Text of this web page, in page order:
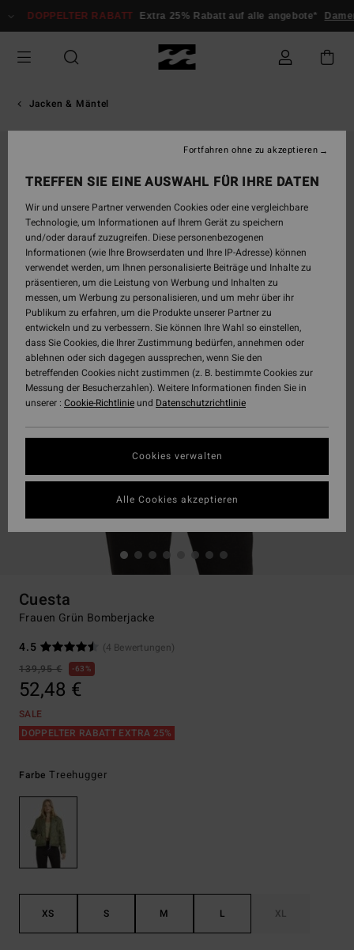
zur
springen
DOPPELTER RABATT Extra 25% Rabatt auf alle angebote*
Jacken & Mäntel
Cuesta
Frauen Grün Bomberjacke
4.5
(4 Bewertungen)
139,95 €
63%
52,48 €
SALE
DOPPELTER RABATT EXTRA 25%
FarbeTreehugger
XS S M L XL
TREFFEN SIE EINE AUSWAHL FÜR IHRE DATEN
Wir und unsere Partner verwenden Cookies oder eine vergleichbare
Technologie, um Informationen auf Ihrem Gerät zu speichern
und/oder darauf zuzugreifen. Diese personenbezogenen
Informationen (wie Ihre Browserdaten und Ihre IP-Adresse) können
verwendet werden, um Ihnen personalisierte Beiträge und Inhalte zu
präsentieren, um die Leistung von Werbung und Inhalten zu
messen, um Werbung zu personalisieren, und um mehr über ihr
Publikum zu erfahren, um die Produkte unserer Partner zu
entwickeln und zu verbessern. Sie können Ihre Wahl so einstellen,
dass Sie Cookies, die Ihrer Zustimmung bedürfen, annehmen oder
ablehnen oder sich dagegen aussprechen, wenn Sie den
betreffenden Cookies nicht zustimmen (z. B. bestimmte Cookies zur
Messung der Besucherzahlen). Weitere Informationen finden Sie in
unserer : Cookie-Richtlinieund Datenschutzrichtlinie
Cookies verwalten
Fortfahren ohne zu akzeptieren
Alle Cookies akzeptieren